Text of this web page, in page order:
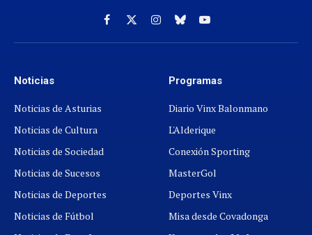
Facebook
X
(Twitter)
Instagram
Cielo
azul
YouTube
Noticias
Noticias de Asturias
Noticias de Cultura
Noticias de Sociedad
Noticias de Sucesos
Noticias de Deportes
Noticias de Fútbol
Programas
Diario Vinx Balonmano
L'Alderique
Conexión Sporting
MasterGol
Deportes Vinx
Misa desde Covadonga